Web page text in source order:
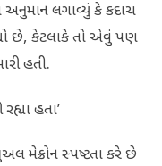
લગાવ્યું કે કદાચ
છે, કેટલાકે તો એવું પણ
હતી.
હતા’
મેક્રોન સ્પષ્ટતા કરે છે